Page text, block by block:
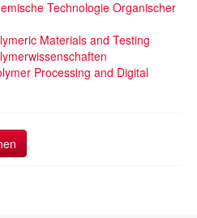
Technologie Organischer
Materials and Testing
Processing and Digital